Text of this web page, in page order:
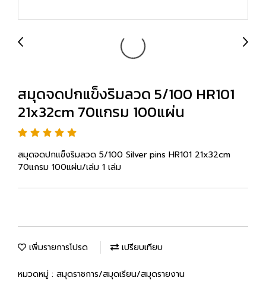
สมุดจดปกแข็งริมลวด 5/100 HR101
21x32cm 70แกรม 100แผ่น
สมุดจดปกแข็งริมลวด 5/100 Silver pins HR101 21x32cm
70แกรม 100แผ่น/เล่ม 1 เล่ม
เพิ่มรายการโปรด เปรียบเทียบ
หมวดหมู่ : สมุดราชการ/สมุดเรียน/สมุดรายงาน